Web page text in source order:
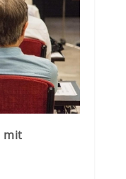
mit